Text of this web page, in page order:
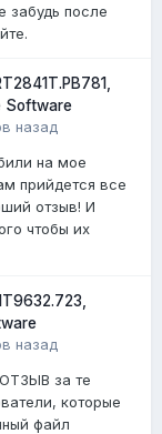
забудь после
Software
назад
на мое
прийдется все
отзыв! И
чтобы их
назад
за те
которые
файл